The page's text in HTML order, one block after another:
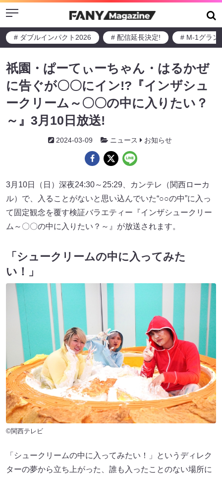
Menu
# ダブルインパクト2026 # 配信延長決定! # M-1グラン
祇󠄀園・ぱーてぃーちゃん・はるかぜ
に告ぐが〇〇にイン!?『インザシュ
ークリーム～〇〇の中に入りたい？
～』3月10日放送!
2024-03-09 ニュース お知らせ
3月10日（日）深夜24:30～25:29、カンテレ（関西ローカ
ル）で、入ることがないと思い込んでいた“○○の中”に入っ
て固定観念を覆す検証バラエティー『インザシュークリー
ム～〇〇の中に入りたい？～』が放送されます。
「シュークリームの中に入ってみた
い！」
©関西テレビ
「シュークリームの中に入ってみたい！」というディレク
ターの夢から立ち上がった、誰も入ったことのない場所に